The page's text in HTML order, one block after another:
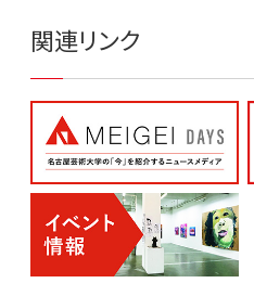
関連リンク